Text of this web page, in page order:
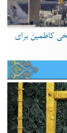
کاظمین برای